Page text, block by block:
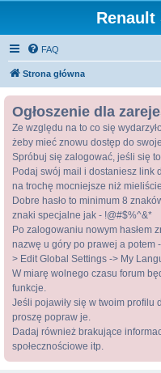
Renault
FAQ
Strona główna
Ogłoszenie dla
Ze względu na to co się
żeby mieć znowu dostęp do
Spróbuj się zalogować, jeśli się
Podaj swój mail i dostaniesz link
na trochę mocniejsze niż
Dobre hasło to minimum 8
znaki specjalne jak - !@#$%^&*
Po zalogowaniu nowym hasłem
nazwę u góry po prawej a potem
> Edit Global Settings -> My
W miarę wolnego czasu forum
funkcje.
Jeśli pojawiły się w twoim profilu
proszę popraw je.
Dadaj również brakujące
społecznościowe itp.